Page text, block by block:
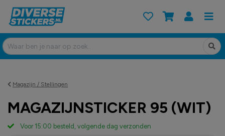
Magazijn / Stellingen
MAGAZIJNSTICKER 95 (WIT)
Voor 15:00 besteld, volgende dag verzonden